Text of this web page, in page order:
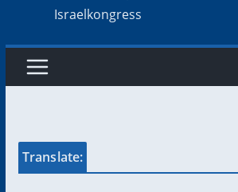
Israelkongress
Translate: